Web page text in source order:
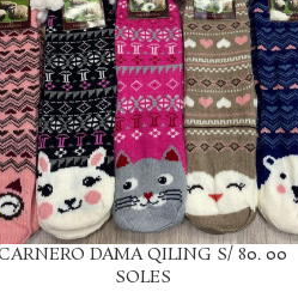
MÁS
DAMA QILING S/ 80. 00
SOLES